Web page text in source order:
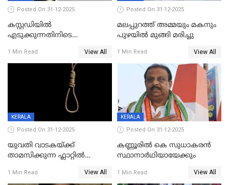
Posted On 31-12-2025
കസ്റ്റഡിയിൽ
എടുക്കുന്നതിനിടെ
വധശ്രമക്കേസ് പ്രതി പിടിയിൽ
1 Min Read View All
Posted On 31-12-2025
മലപ്പുറത്ത് അമ്മയും മകനും
പുഴയിൽ മുങ്ങി മരിച്ചു
1 Min Read View All
KERALA
Posted On 31-12-2025
യുവതി വാടകയ്ക്ക്
താമസിക്കുന്ന ഫ്ലാറ്റില്‍
സംഭവം കൈതപ്പൊയിലില്‍
1 Min Read View All
KERALA
Posted On 31-12-2025
കണ്ണൂരിൽ കെ സുധാകരൻ
സ്ഥാനാർഥിയായേക്കും
1 Min Read View All